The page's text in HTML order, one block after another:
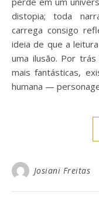
distopia; toda
carrega consigo
ideia de que a
uma ilusão. Por
mais fantásticas,
humana —
Josiani Freitas